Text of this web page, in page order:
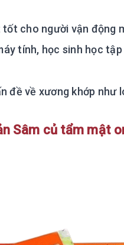
cho người vận động
tính, học sinh học
đề về xương khớp như
Sâm củ tẩm mật